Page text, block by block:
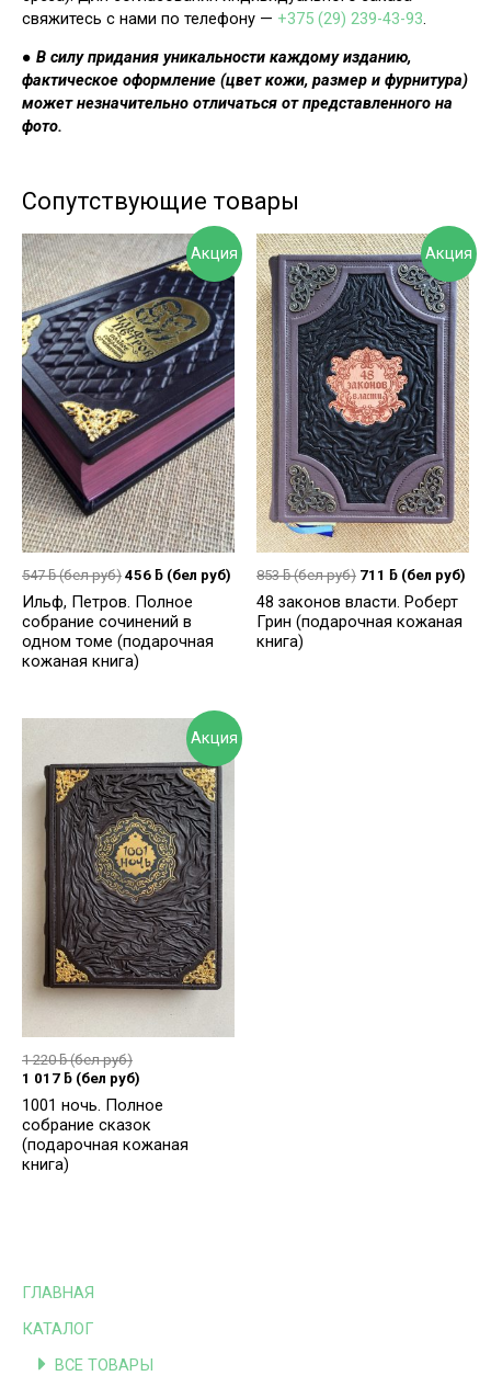
ГЛАВНАЯ
КАТАЛОГ
ВСЕ ТОВАРЫ
свяжитесь с нами по телефону — +375 (29) 239-43-93.
● В силу придания уникальности каждому изданию,
фактическое оформление (цвет кожи, размер и фурнитура)
может незначительно отличаться от представленного на
фото.
Сопутствующие товары
Акция
547ƃ(бел руб) 456 ƃ (бел руб)
Ильф, Петров. Полное
собрание сочинений в
одном томе (подарочная
кожаная книга)
Акция
853ƃ(бел руб) 711 ƃ (бел руб)
48 законов власти. Роберт
Грин (подарочная кожаная
книга)
Акция
1 220ƃ(бел руб)
1 017 ƃ (бел руб)
1001 ночь. Полное
собрание сказок
(подарочная кожаная
книга)